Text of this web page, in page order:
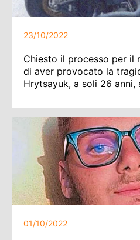
23/10/2022
Chiesto il processo per il
di aver provocato la
Hrytsayuk, a soli 26 anni,
01/10/2022